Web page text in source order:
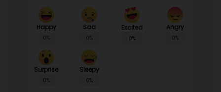
Happy
0%
Sad
0%
Excited
0%
Angry
0%
Surprise
0%
Sleepy
0%